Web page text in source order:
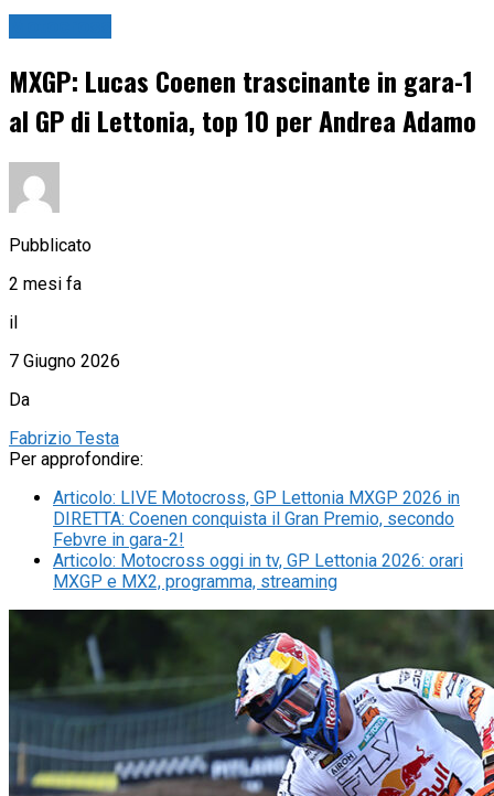
MXGP: Lucas Coenen trascinante in gara-1
al GP di Lettonia, top 10 per Andrea Adamo
Pubblicato
2 mesi fa
il
7 Giugno 2026
Da
Fabrizio Testa
Per approfondire:
Articolo: LIVE Motocross, GP Lettonia MXGP 2026 in
DIRETTA: Coenen conquista il Gran Premio, secondo
Febvre in gara-2!
Articolo: Motocross oggi in tv, GP Lettonia 2026: orari
MXGP e MX2, programma, streaming